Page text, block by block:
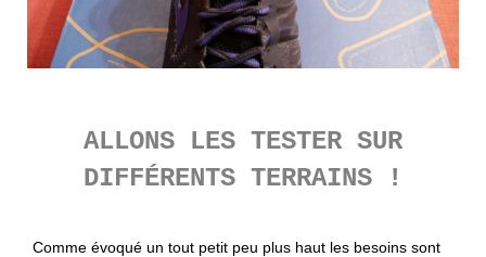
ALLONS LES TESTER SUR
DIFFÉRENTS TERRAINS !
Comme évoqué un tout petit peu plus haut les besoins sont